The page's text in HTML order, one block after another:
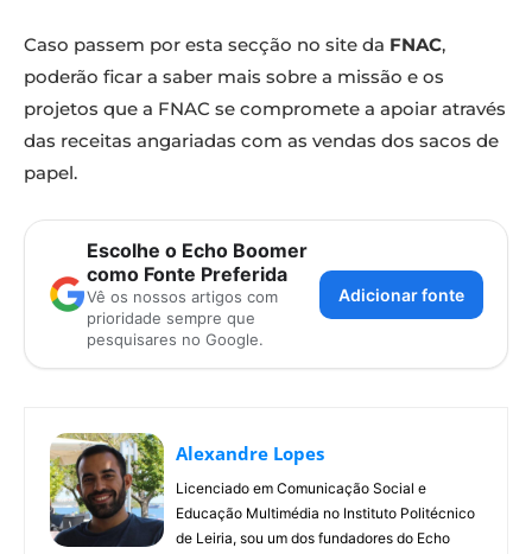
Caso passem por esta secção no site da FNAC,
poderão ficar a saber mais sobre a missão e os
projetos que a FNAC se compromete a apoiar através
das receitas angariadas com as vendas dos sacos de
papel.
Escolhe o Echo Boomer
como Fonte Preferida
Vê os nossos artigos com
prioridade sempre que
pesquisares no Google.
Adicionar fonte
Alexandre Lopes
Licenciado em Comunicação Social e
Educação Multimédia no Instituto Politécnico
de Leiria, sou um dos fundadores do Echo